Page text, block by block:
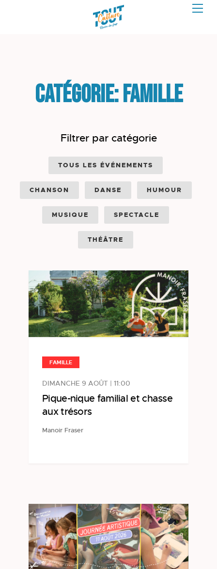
Catégorie: Famille
Filtrer par catégorie
TOUS LES ÉVÉNEMENTS
CHANSON DANSE HUMOUR
MUSIQUE SPECTACLE
THÉÂTRE
FAMILLE
DIMANCHE 9 AOÛT | 11:00
Pique-nique familial et chasse
aux trésors
Manoir Fraser